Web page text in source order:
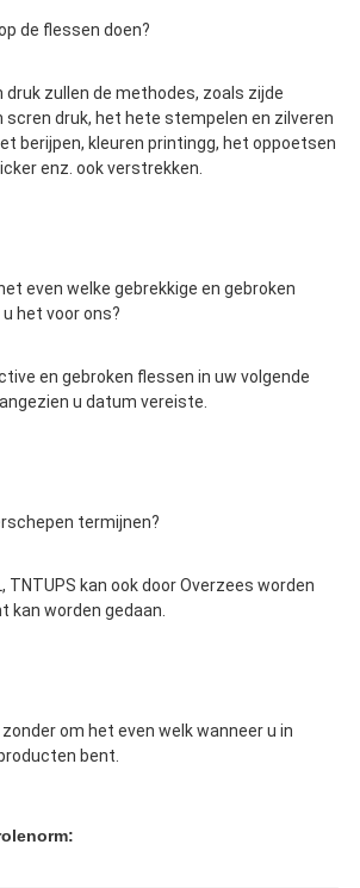
de flessen doen?
druk zullen de methodes, zoals zijde
scren druk, het hete stempelen en zilveren
berijpen, kleuren printingg, het oppoetsen
enz. ook verstrekken.
even welke gebrekkige en gebroken
het voor ons?
en gebroken flessen in uw volgende
u datum vereiste.
termijnen?
TNTUPS kan ook door Overzees worden
kan worden gedaan.
om het even welk wanneer u in
bent.